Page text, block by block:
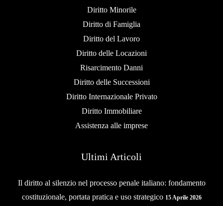
Diritto Minorile
Diritto di Famiglia
Diritto del Lavoro
Diritto delle Locazioni
Risarcimento Danni
Diritto delle Successioni
Diritto Internazionale Privato
Diritto Immobiliare
Assistenza alle imprese
Ultimi Articoli
Il diritto al silenzio nel processo penale italiano: fondamento
costituzionale, portata pratica e uso strategico 15 Aprile 2026